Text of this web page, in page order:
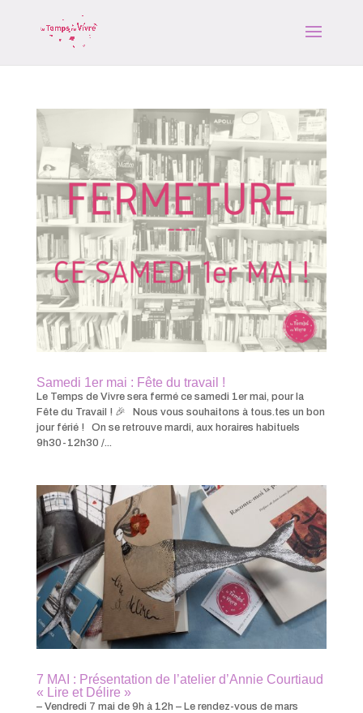
Samedi 1er mai : Fête du travail !
Le Temps de Vivre sera fermé ce samedi 1er mai, pour la
Fête du Travail ! 🎉 Nous vous souhaitons à tous.tes un bon
jour férié ! On se retrouve mardi, aux horaires habituels
9h30-12h30 /...
7 MAI : Présentation de l’atelier d’Annie Courtiaud
« Lire et Délire »
– Vendredi 7 mai de 9h à 12h – Le rendez-vous de mars